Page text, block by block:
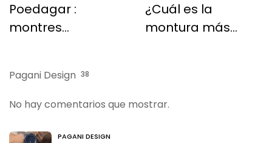
Poedagar :
montres
¿Cuál es la
montura más
Pagani Design 38
No hay comentarios que mostrar.
PAGANI DESIGN